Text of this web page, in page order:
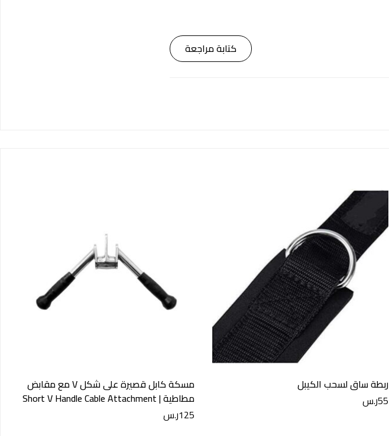
كتابة مراجعة
ربطة ساق لسحب الكيبل
55ر.س
مسكة كابل قصيرة على شكل V مع مقابض
مطاطية | Short V Handle Cable Attachment
125ر.س